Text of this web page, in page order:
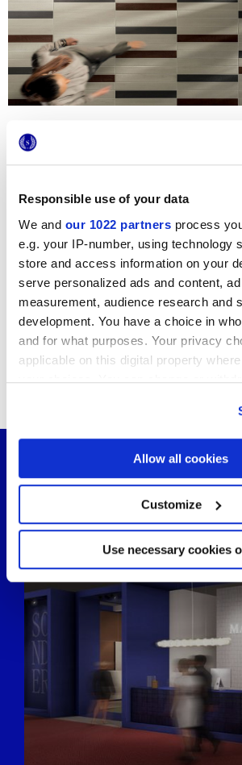
Responsible use of your data
We and our 1022 partners process
e.g. your IP-number, using technology
store and access information on your
serve personalized ads and content,
measurement, audience research and
development. You have a choice in
and for what purposes. Your privacy
applicable on this digital property
your choices. You can change or
If you allow, we would also like to:
Collect information about your
location which can be accurate to
Identify your device by actively
specific characteristics
Find out more about how your personal
and set your preferences in thedetails
We use cookies to personalise content
provide social media features and to
We also share information about your
our social media, advertising and
may combine it with other information
provided to them or that they’ve
of their services.
Allow all cookies
Customize
Use necessary cookies
Sie uns für
Lesezeichen
Newsletter-
Möchten Sie über die Neuheiten
von Marca Corona immer
auf dem Laufenden bleiben?
Melden Sie sich für unseren
Sie könnten auch an
interessiert